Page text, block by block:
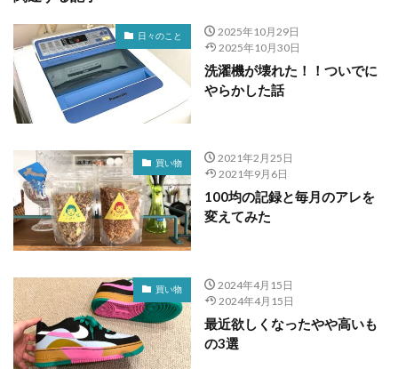
日々のこと
2025年10月29日
2025年10月30日
洗濯機が壊れた！！ついでに
やらかした話
買い物
2021年2月25日
2021年9月6日
100均の記録と毎月のアレを
変えてみた
買い物
2024年4月15日
2024年4月15日
最近欲しくなったやや高いも
の3選